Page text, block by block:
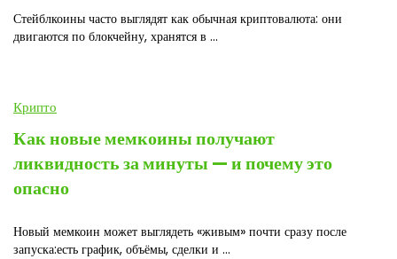
Стейблкоины часто выглядят как обычная криптовалюта: они
двигаются по блокчейну, хранятся в ...
Крипто
Как новые мемкоины получают
ликвидность за минуты — и почему это
опасно
Новый мемкоин может выглядеть «живым» почти сразу после
запуска:есть график, объёмы, сделки и ...